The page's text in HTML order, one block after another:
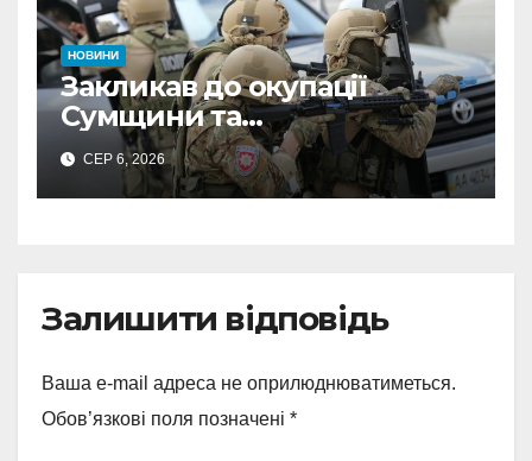
НОВИНИ
Закликав до окупації
Сумщини та
виправдовував обстріли:
СБУ викрила
прокремлівського агітатора
СЕР 6, 2026
Залишити відповідь
Ваша e-mail адреса не оприлюднюватиметься.
Обов’язкові поля позначені *